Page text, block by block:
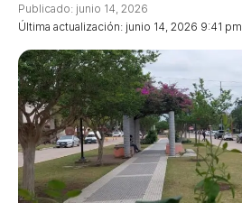
Última actualización: junio 14, 2026 9:41 pm
Publicado: junio 14, 2026